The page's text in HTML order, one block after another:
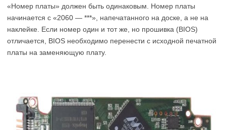
«Номер платы» должен быть одинаковым. Номер платы
начинается с «2060 — ***», напечатанного на доске, а не на
наклейке. Если номер один и тот же, но прошивка (BIOS)
отличается, BIOS необходимо перенести с исходной печатной
платы на заменяющую плату.